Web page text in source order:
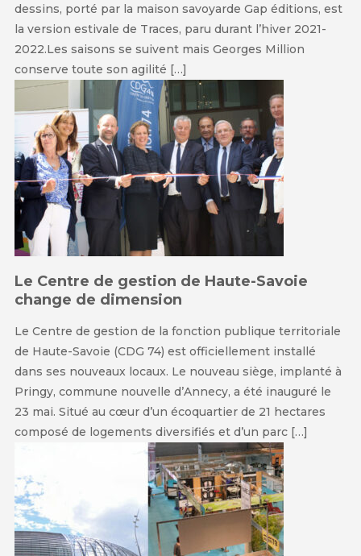
dessins, porté par la maison savoyarde Gap éditions, est
la version estivale de Traces, paru durant l’hiver 2021-
2022.Les saisons se suivent mais Georges Million
conserve toute son agilité […]
Le Centre de gestion de Haute-Savoie
change de dimension
Le Centre de gestion de la fonction publique territoriale
de Haute-Savoie (CDG 74) est officiellement installé
dans ses nouveaux locaux. Le nouveau siège, implanté à
Pringy, commune nouvelle d’Annecy, a été inauguré le
23 mai. Situé au cœur d’un écoquartier de 21 hectares
composé de logements diversifiés et d’un parc […]